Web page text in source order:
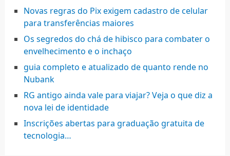
Novas regras do Pix exigem cadastro de celular
para transferências maiores
Os segredos do chá de hibisco para combater o
envelhecimento e o inchaço
guia completo e atualizado de quanto rende no
Nubank
RG antigo ainda vale para viajar? Veja o que diz a
nova lei de identidade
Inscrições abertas para graduação gratuita de
tecnologia…